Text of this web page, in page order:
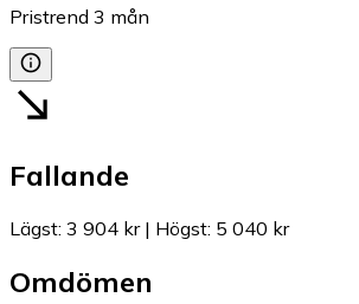
Pristrend 3 mån
Fallande
Lägst: 3 904 kr| Högst: 5 040 kr
Omdömen